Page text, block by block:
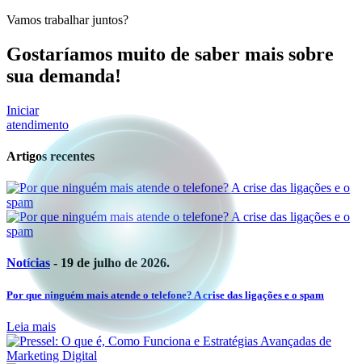
Vamos trabalhar juntos?
Gostaríamos muito de saber mais sobre
sua demanda!
Iniciar
atendimento
Artigos recentes
Notícias - 19 de julho de 2026.
Por que ninguém mais atende o telefone? A crise das ligações e o spam
Leia mais